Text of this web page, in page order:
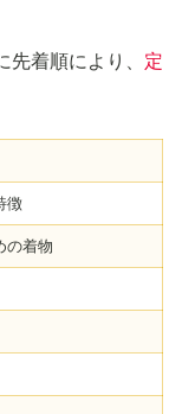
より、 定
徴
の着物